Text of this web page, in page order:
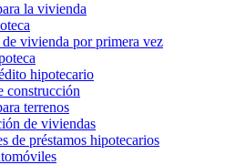
la vivienda
vivienda por primera vez
hipotecario
construcción
terrenos
de viviendas
de préstamos hipotecarios